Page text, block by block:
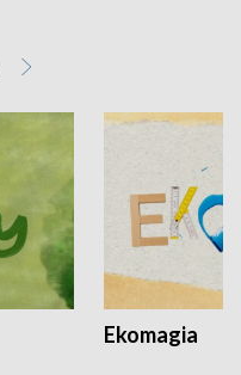
Ekomagia